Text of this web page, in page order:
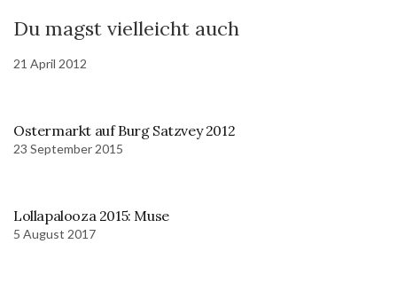
Du magst vielleicht auch
21 April 2012
Ostermarkt auf Burg Satzvey 2012
23 September 2015
Lollapalooza 2015: Muse
5 August 2017